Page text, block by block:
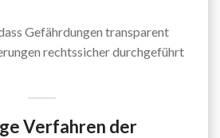
Gefährdungen transparent
rechtssicher durchgeführt
Verfahren der